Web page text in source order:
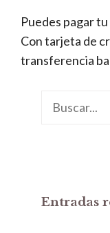
Puedes pagar
Con tarjeta de
transferencia
Buscar:
Entradas